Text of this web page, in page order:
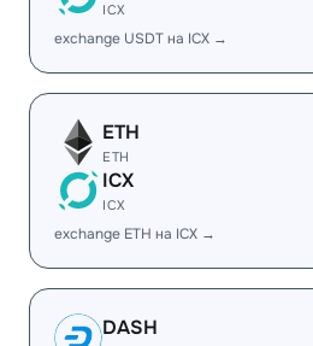
ICX
exchange USDT на ICX →
ETH
ETH
ICX
ICX
exchange ETH на ICX →
DASH